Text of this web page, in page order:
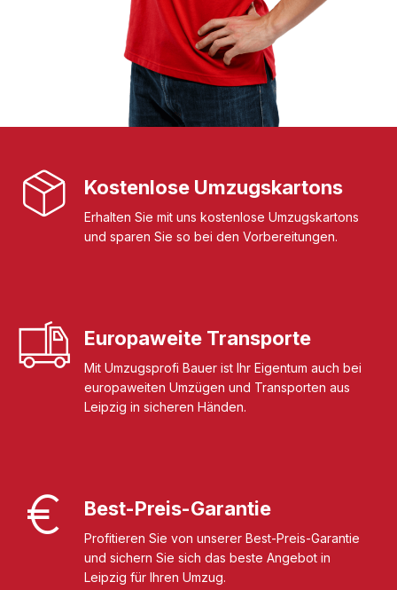
Kostenlose Umzugskartons
Erhalten Sie mit uns kostenlose Umzugskartons
und sparen Sie so bei den Vorbereitungen.
Europaweite Transporte
Mit Umzugsprofi Bauer ist Ihr Eigentum auch bei
europaweiten Umzügen und Transporten aus
Leipzig in sicheren Händen.
Best-Preis-Garantie
Profitieren Sie von unserer Best-Preis-Garantie
und sichern Sie sich das beste Angebot in
Leipzig für Ihren Umzug.